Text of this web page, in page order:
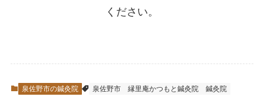
ください。
泉佐野市の鍼灸院 泉佐野市 縁里庵かつもと鍼灸院 鍼灸院